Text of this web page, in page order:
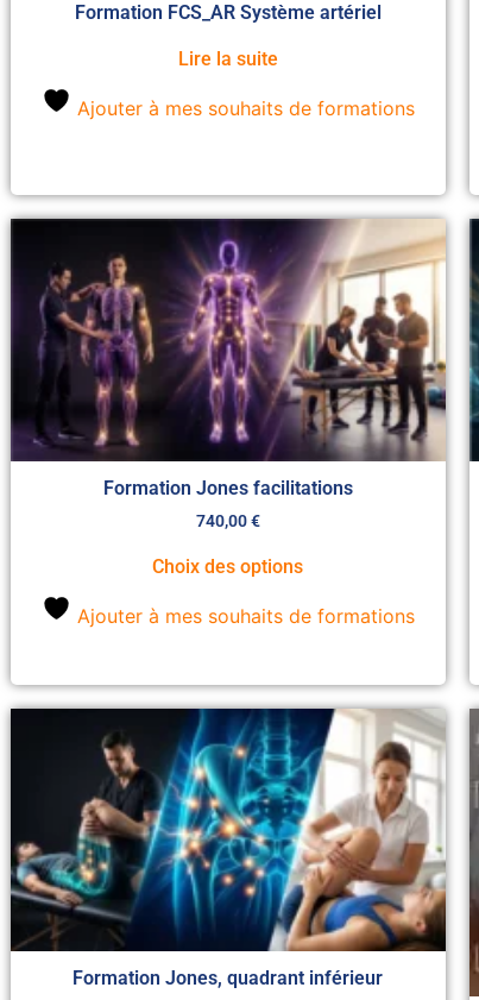
Formation FCS_AR Système artériel
Lire la suite
Ajouter à mes souhaits de formations
Formation Jones facilitations
740,00€
Choix des options
Ajouter à mes souhaits de formations
Formation Jones, quadrant inférieur